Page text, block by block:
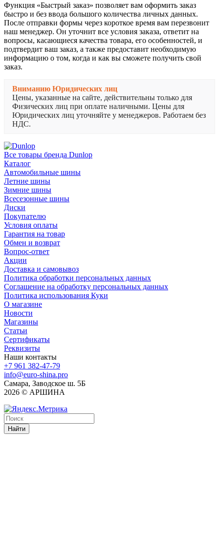
Функция «Быстрый заказ» позволяет вам оформить заказ
быстро и без ввода большого количества личных данных.
После отправки формы через короткое время вам перезвонит
наш менеджер. Он уточнит все условия заказа, ответит на
вопросы, касающиеся качества товара, его особенностей, и
подтвердит ваш заказ, а также предоставит необходимую
информацию о том, когда и как вы сможете получить свой
заказ.
Вниманию Юридических лиц
Цены, указанные на сайте, действительны только для
Физических лиц при оплате наличными. Цены для
Юридических лиц уточняйте у менеджеров. Работаем без
НДС.
Все товары бренда Dunlop
Каталог
Автомобильные шины
Летние шины
Зимние шины
Всесезонные шины
Диски
Покупателю
Условия оплаты
Гарантия на товар
Обмен и возврат
Вопрос-ответ
Акции
Доставка и самовывоз
Политика обработки персональных данных
Соглашение на обработку персональных данных
Политика использования Куки
О магазине
Новости
Магазины
Статьи
Сертификаты
Реквизиты
Наши контакты
+7 961 382-47-79
info@euro-shina.pro
Самара, Заводское ш. 5Б
2026 © АРШИНА
Найти